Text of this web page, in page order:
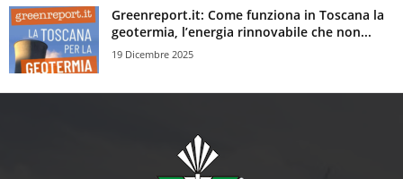
Greenreport.it: Come funziona in Toscana la
geotermia, l’energia rinnovabile che non...
19 Dicembre 2025